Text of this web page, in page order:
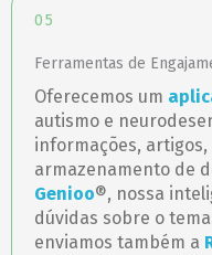
05
Ferramentas de
Oferecemos um
autismo e
informações,
armazenamento de
Genioo®, nossa
dúvidas sobre o
enviamos também a